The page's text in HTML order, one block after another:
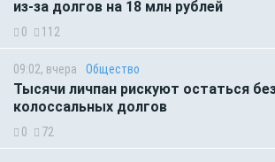
из-за долгов на 18 млн рублей
0 112
09:02, вчера Общество
Тысячи личпан рискуют остаться
колоссальных долгов
0 72